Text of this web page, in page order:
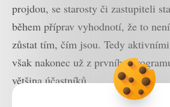
projdou, se starosty či zastupiteli
během příprav vyhodnotí, že to
zůstat tím, čím jsou. Tedy
však nakonec už z prvního
většina účastníků.